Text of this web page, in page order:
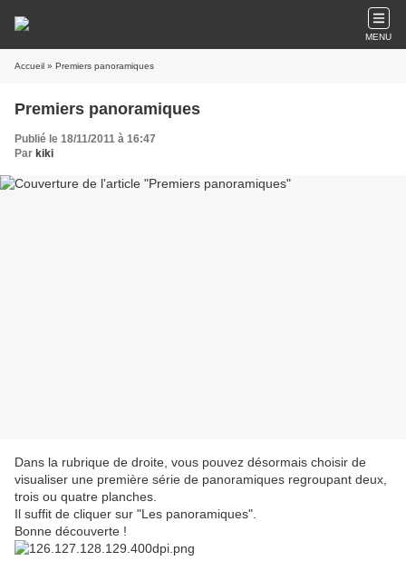
MENU
Accueil » Premiers panoramiques
Premiers panoramiques
Publié le 18/11/2011 à 16:47
Par kiki
Dans la rubrique de droite, vous pouvez désormais choisir de
visualiser une première série de panoramiques regroupant deux,
trois ou quatre planches.
Il suffit de cliquer sur "Les panoramiques".
Bonne découverte !